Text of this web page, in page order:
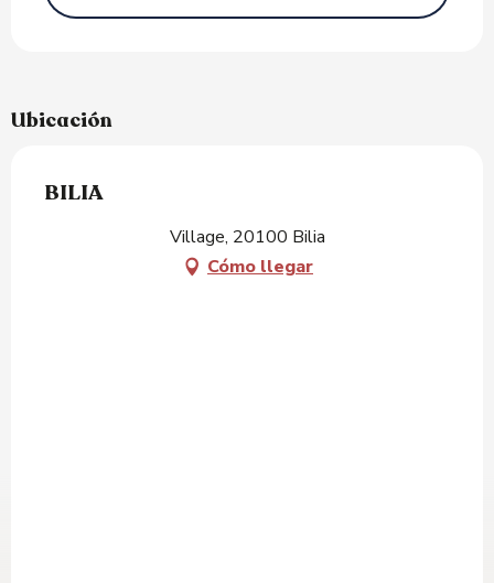
Ubicación
BILIA
Village, 20100 Bilia
Cómo llegar